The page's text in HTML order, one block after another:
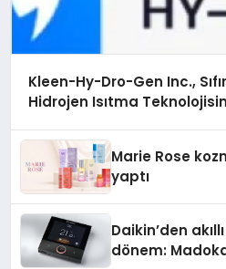
Kleen-Hy-Dro-Gen Inc.,
Hidrojen Isıtma
Marie Rose
yaptı
Daikin’den
dönem: